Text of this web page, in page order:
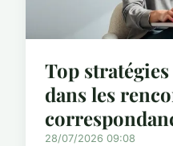
Top
dans les
28/07/2026 09:08